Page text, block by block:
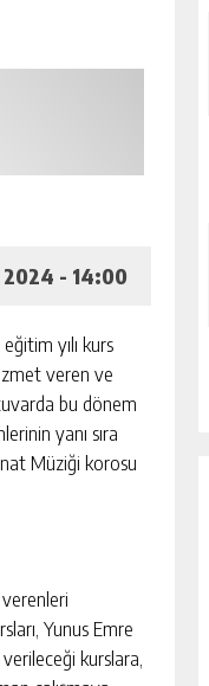
- 14:00
yılı kurs
veren ve
bu dönem
yanı sıra
Müziği korosu
Yunus Emre
kurslara,